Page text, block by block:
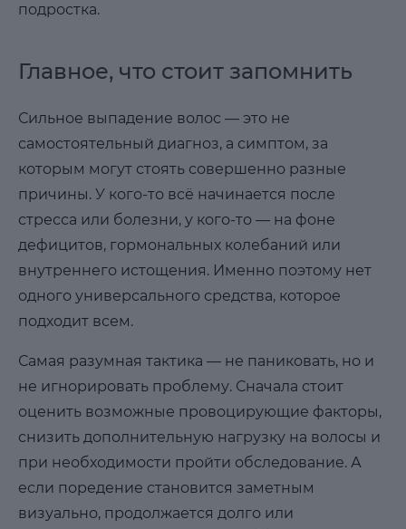
подростка.
Главное, что стоит запомнить
Сильное выпадение волос — это не
самостоятельный диагноз, а симптом, за
которым могут стоять совершенно разные
причины. У кого-то всё начинается после
стресса или болезни, у кого-то — на фоне
дефицитов, гормональных колебаний или
внутреннего истощения. Именно поэтому нет
одного универсального средства, которое
подходит всем.
Самая разумная тактика — не паниковать, но и
не игнорировать проблему. Сначала стоит
оценить возможные провоцирующие факторы,
снизить дополнительную нагрузку на волосы и
при необходимости пройти обследование. А
если поредение становится заметным
визуально, продолжается долго или